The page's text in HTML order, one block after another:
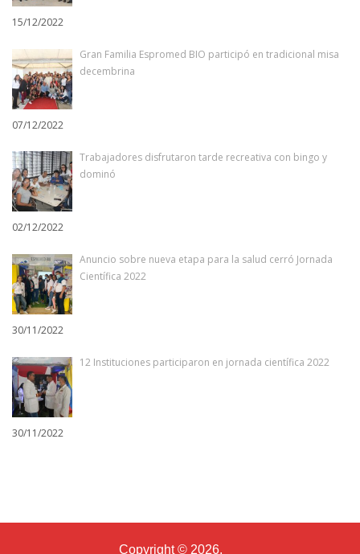
15/12/2022
Gran Familia Espromed BIO participó en tradicional misa
decembrina
07/12/2022
Trabajadores disfrutaron tarde recreativa con bingo y
dominó
02/12/2022
Anuncio sobre nueva etapa para la salud cerró Jornada
Científica 2022
30/11/2022
12 Instituciones participaron en jornada científica 2022
30/11/2022
Copyright © 2026.